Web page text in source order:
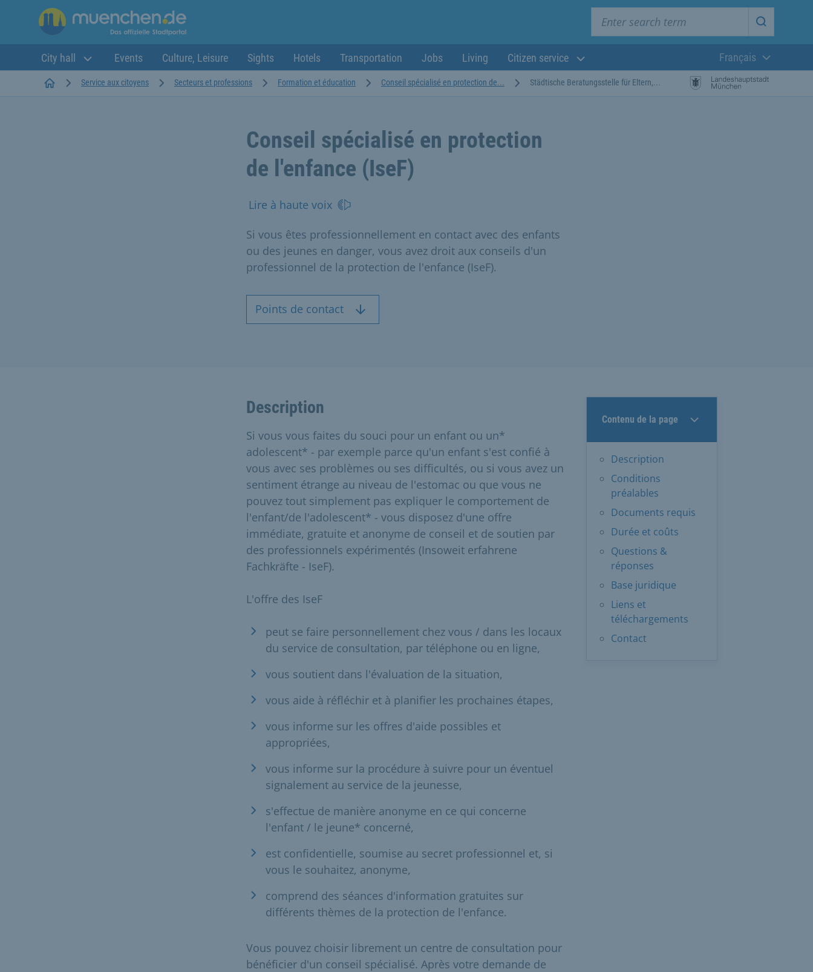
Start
City hall Events Culture, Leisure Sights Hotels Transportation Jobs Living Citizen service
Langue
Français
StartseiteService aux citoyens Secteurs et professions Formation et éducation Conseil spécialisé en protection de... Städtische Beratungsstelle für Eltern,...
Conseil spécialisé en protection
de l'enfance (IseF)
Lire à haute voix
Si vous êtes professionnellement en contact avec des enfants
ou des jeunes en danger, vous avez droit aux conseils d'un
professionnel de la protection de l'enfance (IseF).
Points de contact
Contenu de la page
Description
Conditions
préalables
Documents requis
Durée et coûts
Questions &
réponses
Base juridique
Liens et
téléchargements
Contact
Description
Si vous vous faites du souci pour un enfant ou un*
adolescent* - par exemple parce qu'un enfant s'est confié à
vous avec ses problèmes ou ses difficultés, ou si vous avez un
sentiment étrange au niveau de l'estomac ou que vous ne
pouvez tout simplement pas expliquer le comportement de
l'enfant/de l'adolescent* - vous disposez d'une offre
immédiate, gratuite et anonyme de conseil et de soutien par
des professionnels expérimentés (Insoweit erfahrene
Fachkräfte - IseF).
L'offre des IseF
peut se faire personnellement chez vous / dans les locaux
du service de consultation, par téléphone ou en ligne,
vous soutient dans l'évaluation de la situation,
vous aide à réfléchir et à planifier les prochaines étapes,
vous informe sur les offres d'aide possibles et
appropriées,
vous informe sur la procédure à suivre pour un éventuel
signalement au service de la jeunesse,
s'effectue de manière anonyme en ce qui concerne
l'enfant / le jeune* concerné,
est confidentielle, soumise au secret professionnel et, si
vous le souhaitez, anonyme,
comprend des séances d'information gratuites sur
différents thèmes de la protection de l'enfance.
Vous pouvez choisir librement un centre de consultation pour
bénéficier d'un conseil spécialisé. Après votre demande de